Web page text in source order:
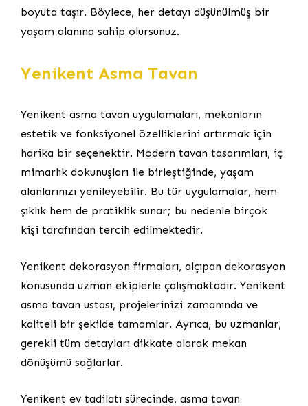
boyuta taşır. Böylece, her detayı düşünülmüş bir
yaşam alanına sahip olursunuz.
Yenikent Asma Tavan
Yenikent asma tavan uygulamaları, mekanların
estetik ve fonksiyonel özelliklerini artırmak için
harika bir seçenektir. Modern tavan tasarımları, iç
mimarlık dokunuşları ile birleştiğinde, yaşam
alanlarınızı yenileyebilir. Bu tür uygulamalar, hem
şıklık hem de pratiklik sunar; bu nedenle birçok
kişi tarafından tercih edilmektedir.
Yenikent dekorasyon firmaları, alçıpan dekorasyon
konusunda uzman ekiplerle çalışmaktadır. Yenikent
asma tavan ustası, projelerinizi zamanında ve
kaliteli bir şekilde tamamlar. Ayrıca, bu uzmanlar,
gerekli tüm detayları dikkate alarak mekan
dönüşümü sağlarlar.
Yenikent ev tadilatı sürecinde, asma tavan